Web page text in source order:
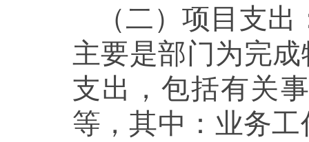
（二）项目支
主要是部门为完
支出，包括有关
等，其中：业务